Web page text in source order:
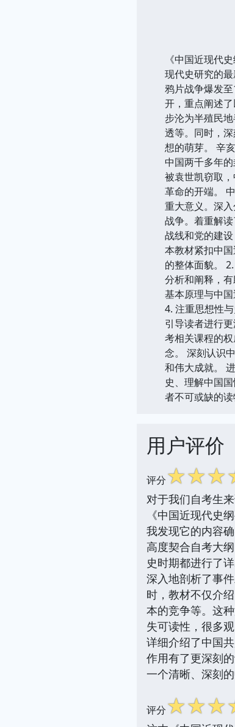
《中国近现代
现代史研究的
鸦片战争爆发
开，重点阐述
步沦为半殖民
透等。同时，
想的萌芽。 辛
中国两千多年
被袁世凯窃取
革命的开端。
重大意义。深
战争。着重解
战线和党的建
本教材紧扣中
的整体面貌。
分析和阐释，
基本原理与中
4. 注重思想性
引导读者进行
考相关课程的
念。 深刻认识
和伟大成就。
史、理解中国
者不可或缺的读
用户评价
评分☆☆☆
对于我们自考生
《中国近现代史
我发现它的内容
高度契合自考大
史时期都进行了
深入地剖析了事
时，教材不仅介
本的竞争等。这
失可读性，很多
详细介绍了中国
作用有了更深刻
一个清晰、深刻
评分☆☆☆